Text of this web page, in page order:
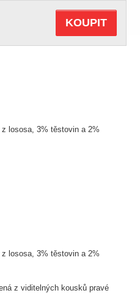
lososa, 3% těstovin a 2%
KOUPIT
lososa, 3% těstovin a 2%
z viditelných kousků pravé